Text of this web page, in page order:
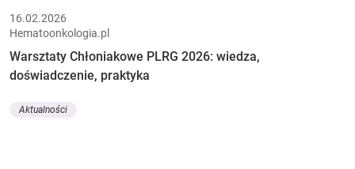
16.02.2026
Hematoonkologia.pl
Warsztaty Chłoniakowe PLRG 2026: wiedza,
doświadczenie, praktyka
Aktualności